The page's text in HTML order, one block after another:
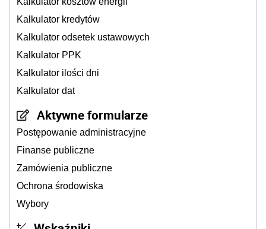
Kalkulator kredytów
Kalkulator odsetek ustawowych
Kalkulator PPK
Kalkulator ilości dni
Kalkulator dat
Aktywne formularze
Postępowanie administracyjne
Finanse publiczne
Zamówienia publiczne
Ochrona środowiska
Wybory